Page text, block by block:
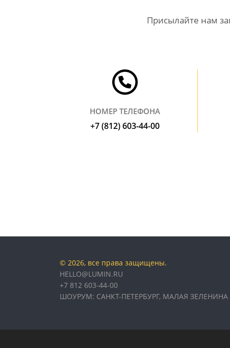
Присылайте нам
НОМЕР ТЕЛЕФОНА
+7 (812) 603-44-00
© 2026, все права защищены.
HELLO@LUMIN.RU
+7 812 603-44-00
ШОУРУМ: САНКТ-ПЕТЕРБУРГ, МАЛАЯ ЗЕЛЕНИНА